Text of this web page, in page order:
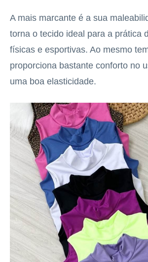
A mais marcante é a sua
torna o tecido ideal para a prática
físicas e esportivas. Ao mesmo
proporciona bastante conforto no
uma boa elasticidade.